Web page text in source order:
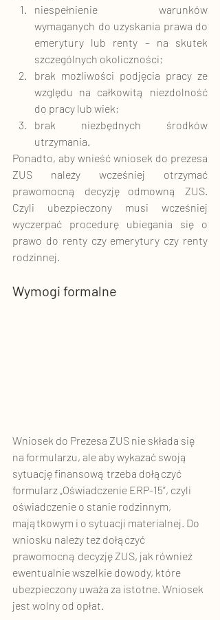
niespełnienie warunków
wymaganych do uzyskania prawa do
emerytury lub renty – na skutek
szczególnych okoliczności;
brak możliwości podjęcia pracy ze
względu na całkowitą niezdolność
do pracy lub wiek;
brak niezbędnych środków
utrzymania.
Ponadto, aby wnieść wniosek do prezesa
ZUS należy wcześniej otrzymać
prawomocną decyzję odmowną ZUS.
Czyli ubezpieczony musi wcześniej
wyczerpać procedurę ubiegania się o
prawo do renty czy emerytury czy renty
rodzinnej.
Wymogi formalne
Wniosek do Prezesa ZUS nie składa się
na formularzu, ale aby wykazać swoją
sytuację finansową trzeba dołączyć
formularz „Oświadczenie ERP-15”, czyli
oświadczenie o stanie rodzinnym,
majątkowym i o sytuacji materialnej. Do
wniosku należy też dołączyć
prawomocną decyzję ZUS, jak również
ewentualnie wszelkie dowody, które
ubezpieczony uważa za istotne. Wniosek
jest wolny od opłat.